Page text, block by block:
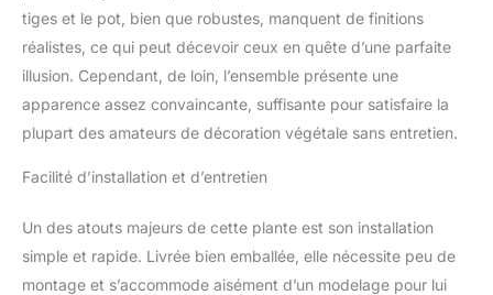
tiges et le pot, bien que robustes, manquent de finitions
réalistes, ce qui peut décevoir ceux en quête d’une parfaite
illusion. Cependant, de loin, l’ensemble présente une
apparence assez convaincante, suffisante pour satisfaire la
plupart des amateurs de décoration végétale sans entretien.
Facilité d’installation et d’entretien
Un des atouts majeurs de cette plante est son installation
simple et rapide. Livrée bien emballée, elle nécessite peu de
montage et s’accommode aisément d’un modelage pour lui